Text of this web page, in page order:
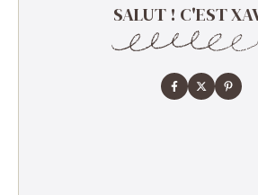
SALUT ! C'EST